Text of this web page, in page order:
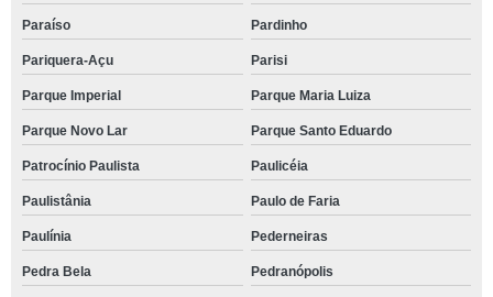
Paraíso Pardinho
Pariquera-Açu Parisi
Parque Imperial Parque Maria Luiza
Parque Novo Lar Parque Santo Eduardo
Patrocínio Paulista Paulicéia
Paulistânia Paulo de Faria
Paulínia Pederneiras
Pedra Bela Pedranópolis